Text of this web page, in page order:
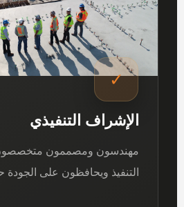
✓
الإشراف التنفيذي
مهندسون ومصممون متخصصون
التنفيذ ويحافظون على الجودة